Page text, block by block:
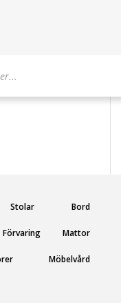
Stolar Bord
Förvaring Mattor
Möbelvård